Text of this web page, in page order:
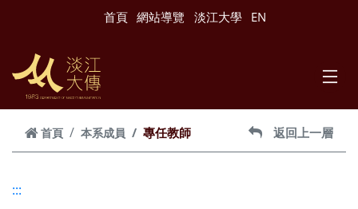
首頁 網站導覽 淡江大學 EN
首頁 本系成員 專任教師 返回上一層
:::